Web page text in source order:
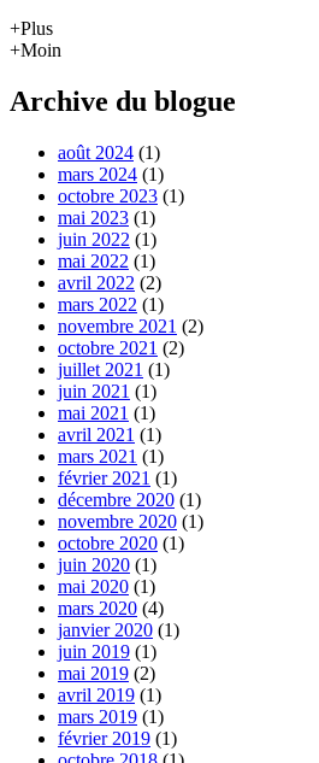
+Plus
+Moin
Archive du blogue
août 2024 (1)
mars 2024 (1)
octobre 2023 (1)
mai 2023 (1)
juin 2022 (1)
mai 2022 (1)
avril 2022 (2)
mars 2022 (1)
novembre 2021 (2)
octobre 2021 (2)
juillet 2021 (1)
juin 2021 (1)
mai 2021 (1)
avril 2021 (1)
mars 2021 (1)
février 2021 (1)
décembre 2020 (1)
novembre 2020 (1)
octobre 2020 (1)
juin 2020 (1)
mai 2020 (1)
mars 2020 (4)
janvier 2020 (1)
juin 2019 (1)
mai 2019 (2)
avril 2019 (1)
mars 2019 (1)
février 2019 (1)